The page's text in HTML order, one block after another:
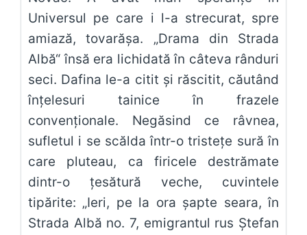
Universul pe care i l-a strecurat, spre
amiază, tovarășa. „Drama din Strada
Albă“ însă era lichidată în câteva rânduri
seci. Dafina le-a citit și răscitit, căutând
înțelesuri tainice în frazele
convenționale. Negăsind ce râvnea,
sufletul i se scălda într-o tristețe sură în
care pluteau, ca firicele destrămate
dintr-o țesătură veche, cuvintele
tipărite: „Ieri, pe la ora șapte seara, în
Strada Albă no. 7, emigrantul rus Ștefan